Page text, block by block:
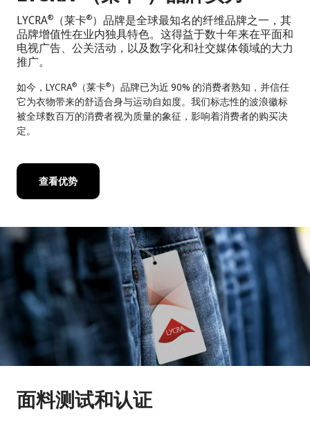
LYCRA® （莱卡®）品牌是全球最知名的纤维品牌之一，其
品牌增值性在业内独具特色。这得益于数十年来在平面和
电视广告、公关活动，以及数字化和社交媒体领域的大力
推广。
如今，LYCRA® （莱卡®）品牌已为近 90% 的消费者熟知，并信任
它为衣物带来的舒适合身与运动自如度。我们标志性的波浪徽标
被全球数百万的消费者视为质量的象征，影响着消费者的购买决
定。
查看优势
面料测试和认证